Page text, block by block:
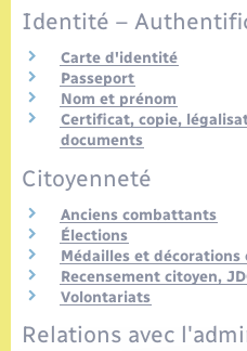
Identité –
Carte d'identité
Passeport
Nom et prénom
Certificat, copie,
documents
Citoyenneté
Anciens combattants
Élections
Médailles et décorations
Recensement citoyen,
Volontariats
Relations avec